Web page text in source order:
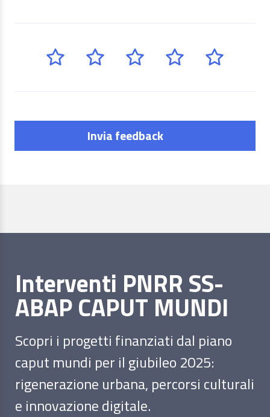
Invia feedback
Interventi PNRR SS-
ABAP CAPUT MUNDI
Scopri i progetti finanziati dal piano
caput mundi per il giubileo 2025:
rigenerazione urbana, percorsi culturali
e innovazione digitale.